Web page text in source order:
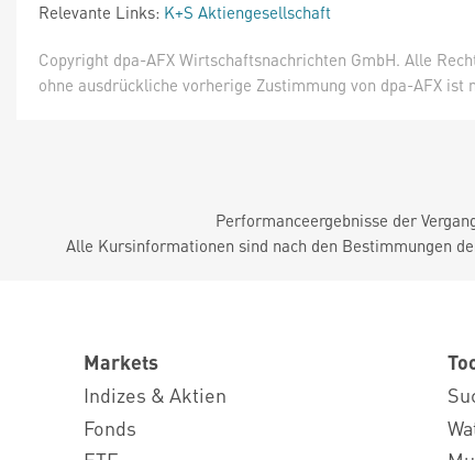
Relevante Links: K+S Aktiengesellschaft
Copyright dpa-AFX Wirtschaftsnachrichten GmbH. Alle
ohne ausdrückliche vorherige Zustimmung von dpa-AFX ist
Performanceergebnisse der
Alle Kursinformationen sind nach den Bestimmungen
Markets
Indizes & Aktien
Fonds